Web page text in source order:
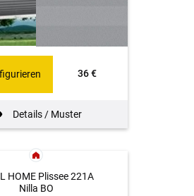
36 €
Details / Muster
HOME Plissee 221A
Nilla BO